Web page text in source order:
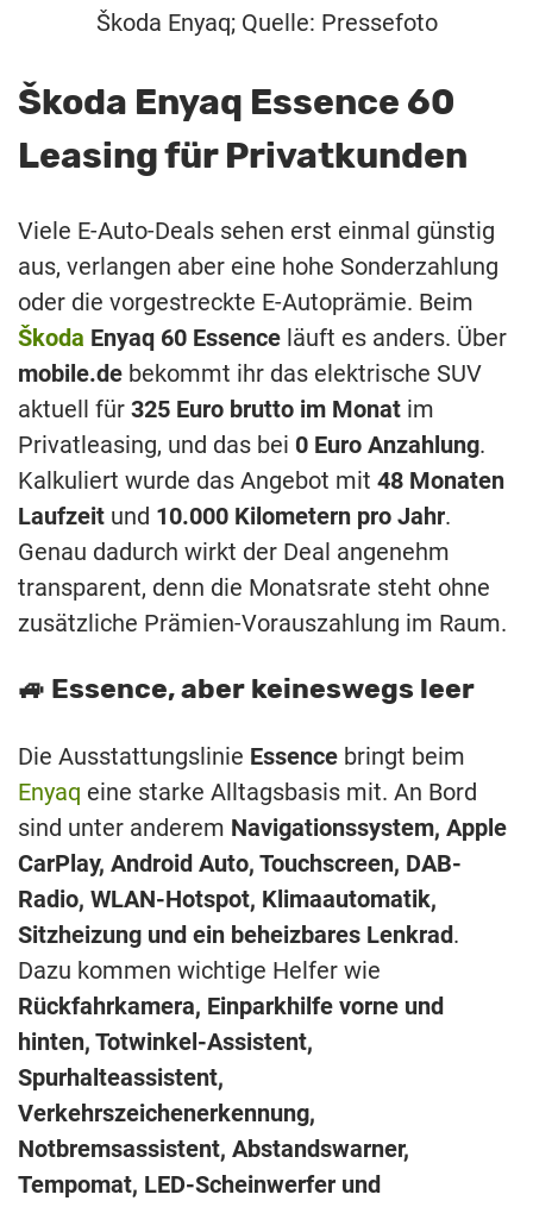
Škoda Enyaq; Quelle: Pressefoto
Škoda Enyaq Essence 60
Leasing für Privatkunden
Viele E-Auto-Deals sehen erst einmal günstig
aus, verlangen aber eine hohe Sonderzahlung
oder die vorgestreckte E-Autoprämie. Beim
Škoda Enyaq 60 Essence läuft es anders. Über
mobile.de bekommt ihr das elektrische SUV
aktuell für 325 Euro brutto im Monat im
Privatleasing, und das bei 0 Euro Anzahlung.
Kalkuliert wurde das Angebot mit 48 Monaten
Laufzeit und 10.000 Kilometern pro Jahr.
Genau dadurch wirkt der Deal angenehm
transparent, denn die Monatsrate steht ohne
zusätzliche Prämien-Vorauszahlung im Raum.
🚙 Essence, aber keineswegs leer
Die Ausstattungslinie Essence bringt beim
Enyaq eine starke Alltagsbasis mit. An Bord
sind unter anderem Navigationssystem, Apple
CarPlay, Android Auto, Touchscreen, DAB-
Radio, WLAN-Hotspot, Klimaautomatik,
Sitzheizung und ein beheizbares Lenkrad.
Dazu kommen wichtige Helfer wie
Rückfahrkamera, Einparkhilfe vorne und
hinten, Totwinkel-Assistent,
Spurhalteassistent,
Verkehrszeichenerkennung,
Notbremsassistent, Abstandswarner,
Tempomat, LED-Scheinwerfer und